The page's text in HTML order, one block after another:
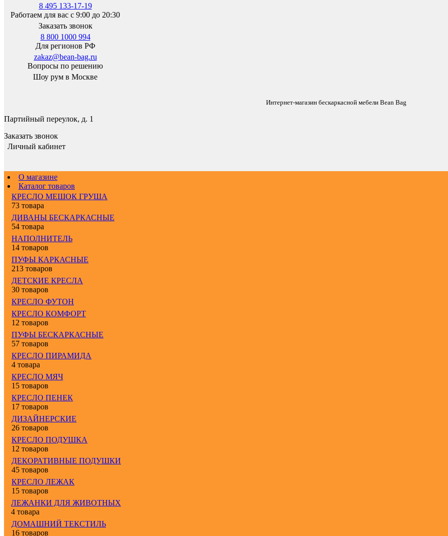
8 495 133-17-19
Работаем для вас с 9:00 до 20:30
Заказать звонок
8 800 1000 994
Для регионов РФ
zakaz@bean-bag.ru
Вопросы по решению
Шоу рум в Москве
Интернет-магазин бескаркасной мебели Bean Bag
Партийный переулок, д. 1
Заказать звонок
Личный кабинет
О магазине
Каталог товаров
КРЕСЛО МЕШОК ГРУША
73 товара
ДИВАНЫ БЕСКАРКАСНЫЕ
54 товара
НАПОЛНИТЕЛЬ
14 товаров
ПУФЫ КАРКАСНЫЕ
213 товаров
ДЕТСКИЕ КРЕСЛА
30 товаров
КРЕСЛО ФУТОН
КРЕСЛО КОМФОРТ
12 товаров
ПУФЫ БЕСКАРКАСНЫЕ
57 товаров
КРЕСЛО ПИРАМИДА
4 товара
КРЕСЛО МЯЧ
15 товаров
КРЕСЛО ПЕНЕК
17 товаров
ДИЗАЙНЕРСКИЕ
26 товаров
КРЕСЛО ПОДУШКА
12 товаров
ДЕКОРАТИВНЫЕ ПОДУШКИ
45 товаров
КРЕСЛО ЛЕЖАК
15 товаров
ЛЕЖАНКИ ДЛЯ ЖИВОТНЫХ
4 товара
ДОМАШНИЙ ТЕКСТИЛЬ
16 товаров